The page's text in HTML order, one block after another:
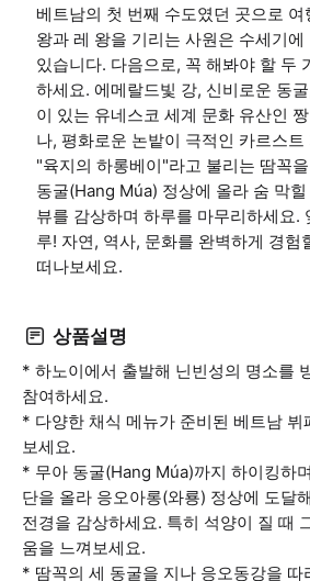
베트남의 첫 번째 수도였던 곳으로 여
왕과 레 왕을 기리는 사원은 수세기
있습니다. 다음으로, 꼭 해봐야 할 두
하세요. 에메랄드빛 강, 신비로운 동
이 있는 유네스코 세계 문화 유산인
나, 평화로운 논밭이 극적인 카르스
"육지의 하롱베이"라고 불리는 땀꼭
동굴(Hang Múa) 정상에 올라 숨 막
뷰를 감상하며 하루를 마무리하세요.
루! 자연, 역사, 문화를 완벽하게 경험
떠나보세요.
상품설명
* 하노이에서 출발해 닌빈성의 명소를
참여하세요.
* 다양한 채식 메뉴가 준비된 베트남 뷔
보세요.
* 무아 동굴(Hang Múa)까지 하이킹하
단을 올라 응오아롱(와룡) 정상에 도달
전경을 감상하세요. 특히 석양이 질 때
움을 느껴보세요.
* 땀꼭의 세 동굴을 지나 응오동강을 따